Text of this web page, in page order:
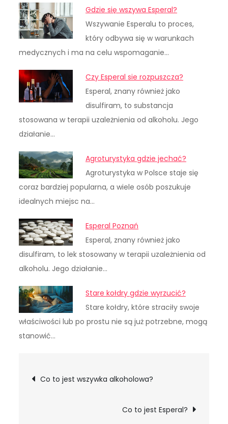
Gdzie się wszywa Esperal?
Wszywanie Esperalu to proces,
który odbywa się w warunkach
medycznych i ma na celu wspomaganie…
Czy Esperal sie rozpuszcza?
Esperal, znany również jako
disulfiram, to substancja
stosowana w terapii uzależnienia od alkoholu. Jego
działanie…
Agroturystyka gdzie jechać?
Agroturystyka w Polsce staje się
coraz bardziej popularna, a wiele osób poszukuje
idealnych miejsc na…
Esperal Poznań
Esperal, znany również jako
disulfiram, to lek stosowany w terapii uzależnienia od
alkoholu. Jego działanie…
Stare kołdry gdzie wyrzucić?
Stare kołdry, które straciły swoje
właściwości lub po prostu nie są już potrzebne, mogą
stanowić…
Nawigacja
Co to jest wszywka alkoholowa?
Co to jest Esperal?